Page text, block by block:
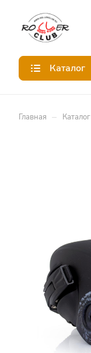
Каталог
Главная – Каталог